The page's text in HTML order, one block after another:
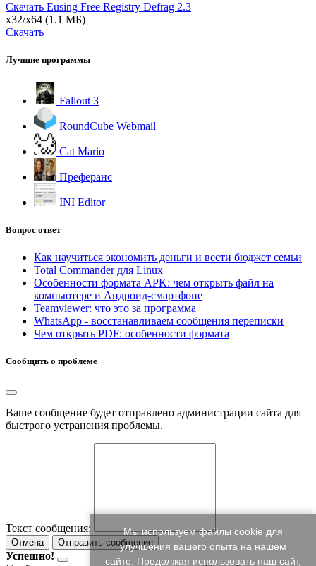
Скачать Eusing Free Registry Defrag 2.3
x32/x64 (1.1 МБ)
Скачать
Лучшие программы
Fallout 3
RoundCube Webmail
Cat Mario
Преферанс
INI Editor
Вопрос ответ
Как научиться экономить деньги и вести бюджет семьи
Total Commander для Linux
Особенности формата APK: чем открыть файл на
компьютере и Андроид-смартфоне
Teamviewer: что это за программа
WhatsApp - восстанавливаем сообщения переписки
Чем открыть PDF: особенности формата
Сообщить о проблеме
Ваше сообщение будет отправлено администрации сайта для
быстрого устранения проблемы.
Текст сообщения:
Отмена Отправить сообщение
Успешно!
Мы используем файлы cookie для
улучшения вашего опыта на нашем
сайте. Продолжая использовать наш сайт,